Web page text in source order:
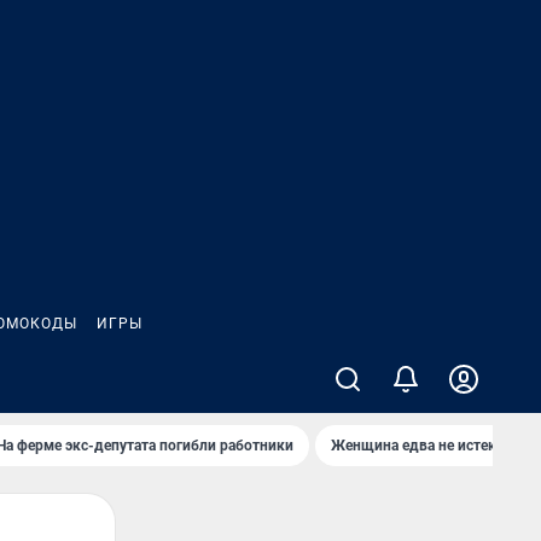
ИГРЫ
ферме экс-депутата погибли работники Женщина едва не истекла